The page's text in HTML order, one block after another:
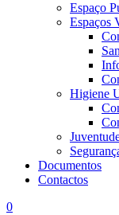
Espaço
Espaços
Higiene
Documentos
Contactos
0